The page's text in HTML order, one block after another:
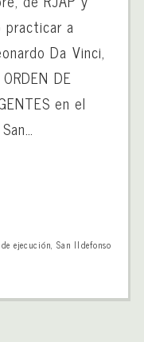
practicar a
Da Vinci,
DE
en el
ejecución,San Ildefonso